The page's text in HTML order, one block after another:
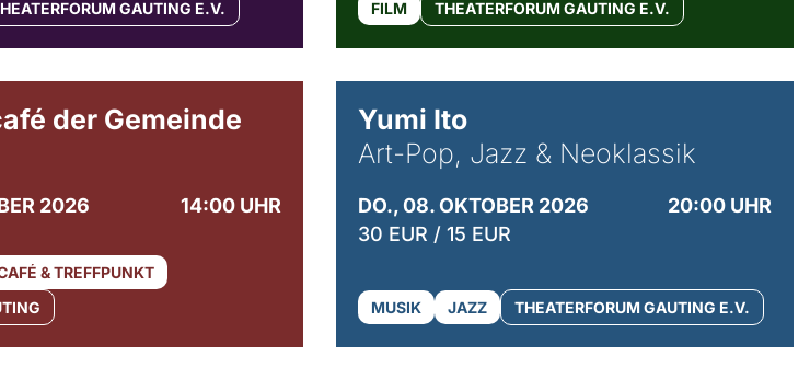
GAUTING E.V. FILM THEATERFORUM GAUTING E.V.
der Gemeinde
2026 14:00 UHR
& TREFFPUNKT
Yumi Ito
Art-Pop, Jazz & Neoklassik
DO., 08. OKTOBER 2026
20:00 UHR
30 EUR / 15 EUR
MUSIK JAZZ THEATERFORUM GAUTING E.V.